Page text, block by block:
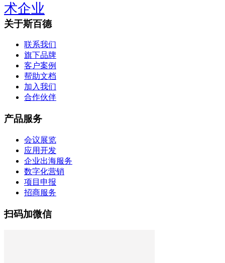
术企业
关于斯百德
联系我们
旗下品牌
客户案例
帮助文档
加入我们
合作伙伴
产品服务
会议展览
应用开发
企业出海服务
数字化营销
项目申报
招商服务
扫码加微信